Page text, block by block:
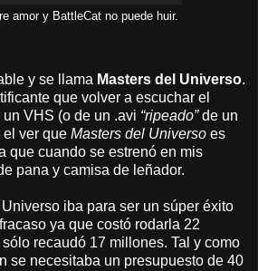
amor y BattleCat no puede huir.
y se llama Masters del Universo.
que volver a escuchar el
VHS (o de un .avi “ripeado”de un
el ver que Masters del Universo es
que cuando se estrenó en mis
pana y camisa de leñador.
iba para ser un súper éxito
ya que costó rodarla 22
recaudó 17 millones. Tal y como
se necesitaba un presupuesto de 40